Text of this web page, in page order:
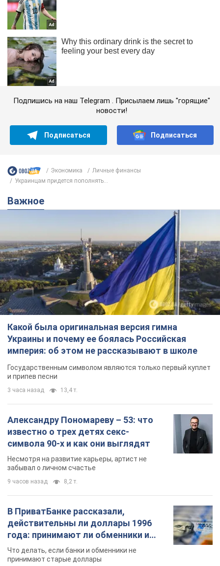
Подпишись на наш Telegram . Присылаем лишь "горящие"
новости!
Подписаться Подписаться
Экономика
Личные финансы
Украинцам придется пополнять...
Важное
Какой была оригинальная версия гимна
Украины и почему ее боялась Российская
империя: об этом не рассказывают в школе
Государственным символом являются только первый куплет
и припев песни
3 часа назад 13,4 т.
Александру Пономареву – 53: что
известно о трех детях секс-
символа 90-х и как они выглядят
Несмотря на развитие карьеры, артист не
забывал о личном счастье
9 часов назад 8,2 т.
В ПриватБанке рассказали,
действительны ли доллары 1996
года: принимают ли обменники и
банки такие купюры
Что делать, если банки и обменники не
принимают старые доллары